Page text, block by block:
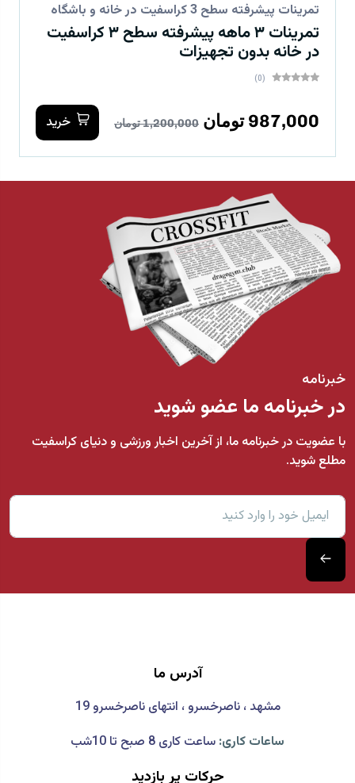
تمرینات پیشرفته سطح 3 کراسفیت در خانه و باشگاه
تمرینات ۳ ماهه پیشرفته سطح ۳ کراسفیت
در خانه بدون تجهیزات
(0)
987,000 تومان 1,200,000 تومان خرید
خبرنامه
در خبرنامه ما عضو شوید
با عضویت در خبرنامه ما، از آخرین اخبار ورزشی و دنیای کراسفیت
مطلع شوید.
آدرس ما
مشهد ، ناصرخسرو ، انتهای ناصرخسرو 19
ساعات کاری: ساعت کاری 8 صبح تا 10شب
حرکات پر بازدید